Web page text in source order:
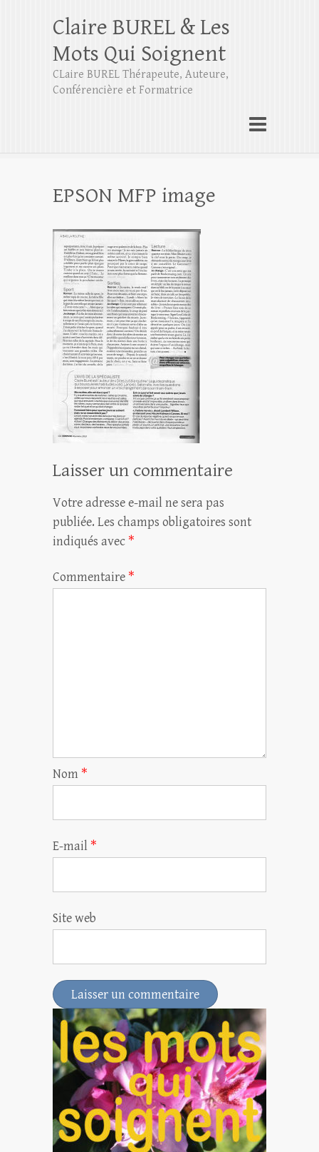
Claire BUREL & Les
Mots Qui Soignent
CLaire BUREL Thérapeute, Auteure,
Conférencière et Formatrice
EPSON MFP image
Laisser un commentaire
Votre adresse e-mail ne sera pas
publiée. Les champs obligatoires sont
indiqués avec *
Commentaire *
Nom *
E-mail *
Site web